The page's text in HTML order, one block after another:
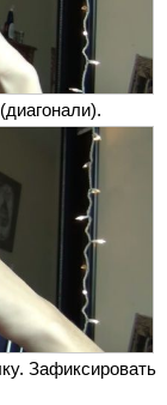
Зафиксировать